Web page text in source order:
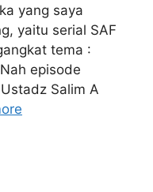
yang saya
yaitu serial SAF
tema :
episode
Salim A